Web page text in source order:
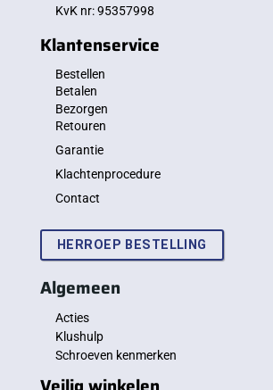
KvK nr: 95357998
Klantenservice
Bestellen
Betalen
Bezorgen
Retouren
Garantie
Klachtenprocedure
Contact
HERROEP BESTELLING
Algemeen
Acties
Klushulp
Schroeven kenmerken